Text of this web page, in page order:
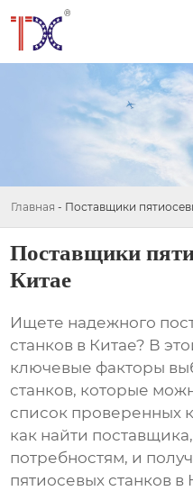
Главная - Поставщики
Поставщики
Китае
Ищете надежного
станков в Китае? В
ключевые факторы
станков, которые
список проверенных
как найти
потребностям, и
пятиосевых станков в